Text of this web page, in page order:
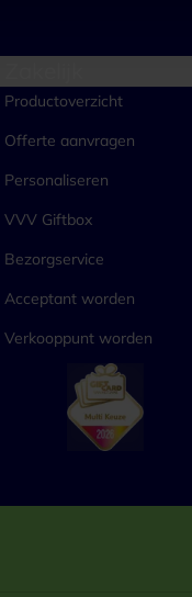
Productoverzicht
Offerte aanvragen
Personaliseren
VVV Giftbox
Bezorgservice
Acceptant worden
Verkooppunt worden